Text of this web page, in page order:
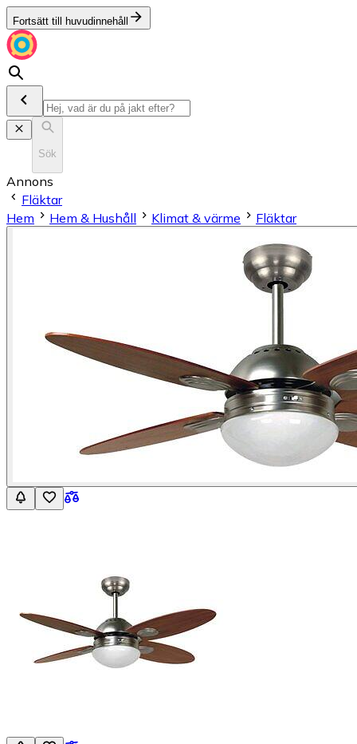
Fortsätt till huvudinnehåll
Sök
Annons
Fläktar
Hem
Hem & Hushåll Klimat & värme Fläktar